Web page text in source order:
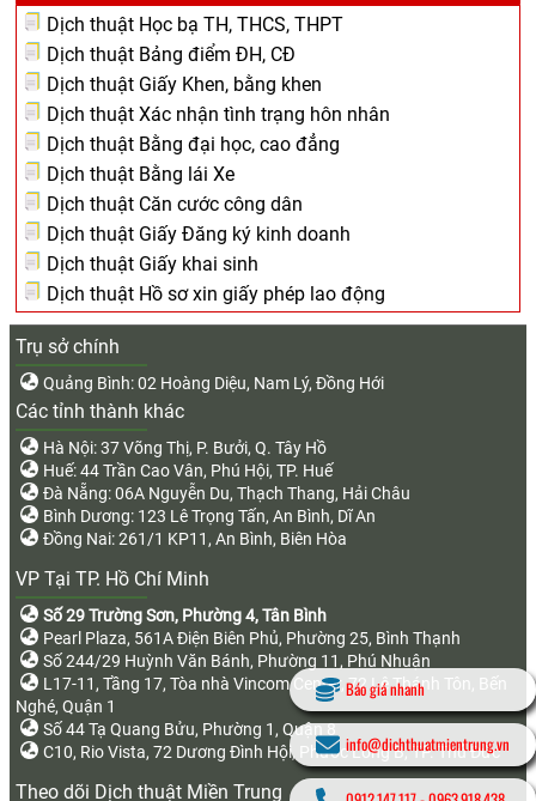
Dịch thuật Học bạ TH, THCS, THPT
Dịch thuật Bảng điểm ĐH, CĐ
Dịch thuật Giấy Khen, bằng khen
Dịch thuật Xác nhận tình trạng hôn nhân
Dịch thuật Bằng đại học, cao đẳng
Dịch thuật Bằng lái Xe
Dịch thuật Căn cước công dân
Dịch thuật Giấy Đăng ký kinh doanh
Dịch thuật Giấy khai sinh
Dịch thuật Hồ sơ xin giấy phép lao động
Trụ sở chính
Quảng Bình: 02 Hoàng Diệu, Nam Lý, Đồng Hới
Các tỉnh thành khác
Hà Nội: 37 Võng Thị, P. Bưởi, Q. Tây Hồ
Huế: 44 Trần Cao Vân, Phú Hội, TP. Huế
Đà Nẵng: 06A Nguyễn Du, Thạch Thang, Hải Châu
Bình Dương: 123 Lê Trọng Tấn, An Bình, Dĩ An
Đồng Nai: 261/1 KP11, An Bình, Biên Hòa
VP Tại TP. Hồ Chí Minh
Số 29 Trường Sơn, Phường 4, Tân Bình
Pearl Plaza, 561A Điện Biên Phủ, Phường 25, Bình Thạnh
Số 244/29 Huỳnh Văn Bánh, Phường 11, Phú Nhuận
L17-11, Tầng 17, Tòa nhà Vincom Center, 72 Lê Thánh Tôn, Bến
Nghé, Quận 1
Số 44 Tạ Quang Bửu, Phường 1, Quận 8
C10, Rio Vista, 72 Dương Đình Hội, Phước Long B, TP. Thủ Đức
Theo dõi Dịch thuật Miền Trung
Báo giá nhanh
info@dichthuatmientrung.vn